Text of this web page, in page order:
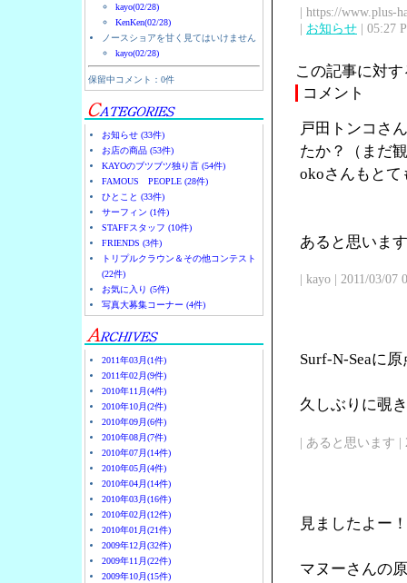
kayo(02/28)
KenKen(02/28)
ノースショアを甘く見てはいけません
kayo(02/28)
保留中コメント：0件
お知らせ (33件)
お店の商品 (53件)
KAYOのブツブツ独り言 (54件)
FAMOUS PEOPLE (28件)
ひとこと (33件)
サーフィン (1件)
STAFFスタッフ (10件)
FRIENDS (3件)
トリプルクラウン＆その他コンテスト
(22件)
お気に入り (5件)
写真大募集コーナー (4件)
2011年03月(1件)
2011年02月(9件)
2010年11月(4件)
2010年10月(2件)
2010年09月(6件)
2010年08月(7件)
2010年07月(14件)
2010年05月(4件)
2010年04月(14件)
2010年03月(16件)
2010年02月(12件)
2010年01月(21件)
2009年12月(32件)
2009年11月(22件)
2009年10月(15件)
| https://www.plus-
| お知らせ | 05:27
この記事に対
コメント
戸田トンコさ
たか？（まだ
okoさんもとて
あると思いま
| kayo | 2011/03/07
Surf-N-Seaに
久しぶりに覗
| あると思います |
見ましたよー！
マヌーさんの